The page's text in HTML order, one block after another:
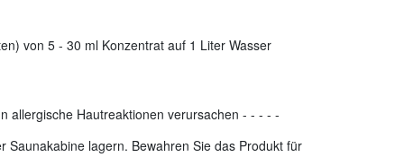
von 5 - 30 ml Konzentrat auf 1 Liter Wasser
allergische Hautreaktionen verursachen - - - - -
Saunakabine lagern. Bewahren Sie das Produkt für